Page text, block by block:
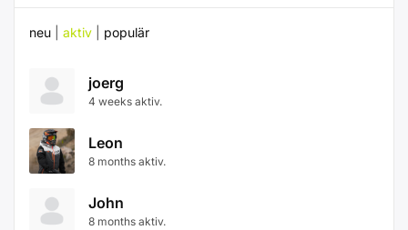
neu aktiv populär
joerg
4 weeks aktiv.
Leon
8 months aktiv.
John
8 months aktiv.